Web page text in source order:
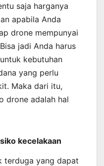
saja harganya
apabila Anda
drone mempunyai
jadi Anda harus
kebutuhan
yang perlu
Maka dari itu,
drone adalah hal
kecelakaan
terduga yang dapat